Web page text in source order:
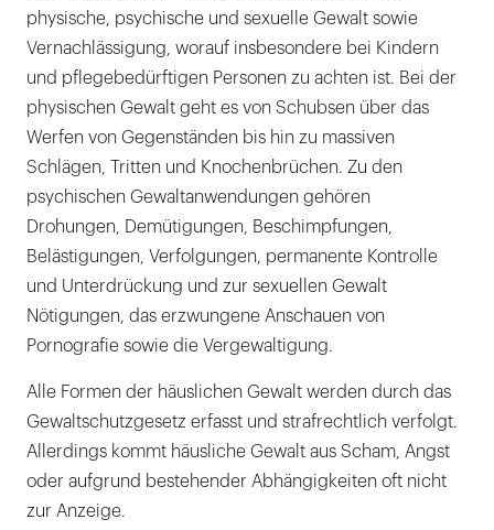
physische, psychische und sexuelle Gewalt sowie
Vernachlässigung, worauf insbesondere bei Kindern
und pflegebedürftigen Personen zu achten ist. Bei der
physischen Gewalt geht es von Schubsen über das
Werfen von Gegenständen bis hin zu massiven
Schlägen, Tritten und Knochenbrüchen. Zu den
psychischen Gewaltanwendungen gehören
Drohungen, Demütigungen, Beschimpfungen,
Belästigungen, Verfolgungen, permanente Kontrolle
und Unterdrückung und zur sexuellen Gewalt
Nötigungen, das erzwungene Anschauen von
Pornografie sowie die Vergewaltigung.
Alle Formen der häuslichen Gewalt werden durch das
Gewaltschutzgesetz erfasst und strafrechtlich verfolgt.
Allerdings kommt häusliche Gewalt aus Scham, Angst
oder aufgrund bestehender Abhängigkeiten oft nicht
zur Anzeige.